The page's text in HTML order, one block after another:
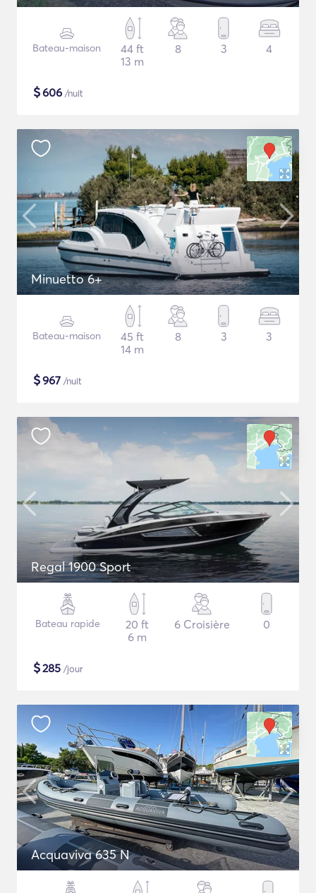
Bateau-maison
44 ft
13 m
8 3 4
$606 /nuit
Minuetto 6+
Bateau-maison
45 ft
14 m
8 3 3
$967 /nuit
Regal 1900 Sport
Bateau rapide
20 ft
6 m
6 Croisière 0
$285 /jour
Acquaviva 635 N